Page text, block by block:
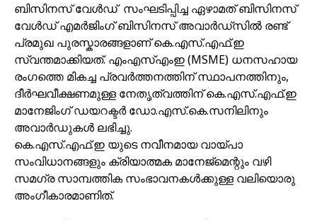
ബിസിനസ് വേൾഡ് സംഘടിപ്പിച്ച ഏഴാമത് ബിസിനസ്
വേൾഡ് എമർജിംഗ് ബിസിനസ് അവാർഡ്‌സിൽ രണ്ട്
പ്രമുഖ പുരസ്കാരങ്ങളാണ് കെ.എസ്.എഫ്.ഇ
സ്വന്തമാക്കിയത്. എംഎസ്എംഇ (MSME) ധനസഹായ
രംഗത്തെ മികച്ച പ്രവർത്തനത്തിന് സ്ഥാപനത്തിനും,
ദീർഘവീക്ഷണമുള്ള നേതൃത്വത്തിന് കെ.എസ്.എഫ്.ഇ
മാനേജിംഗ് ഡയറക്ടർ ഡോ.എസ്.കെ.സനിലിനും
അവാർഡുകൾ ലഭിച്ചു.
കെ.എസ്.എഫ്.ഇ യുടെ നവീനമായ വായ്പാ
സംവിധാനങ്ങളും ക്രിയാത്മക മാനേജ്‌മെന്റും വഴി
സമഗ്ര സാമ്പത്തിക സംഭാവനകൾക്കുള്ള വലിയൊരു
അംഗീകാരമാണിത്.